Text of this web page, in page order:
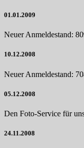
01.01.2009
Neuer Anmeldestand:
10.12.2008
Neuer Anmeldestand:
05.12.2008
Den Foto-Service für
24.11.2008